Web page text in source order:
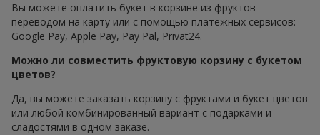
Вы можете оплатить букет в корзине из фруктов
переводом на карту или с помощью платежных сервисов:
Google Pay, Apple Pay, Pay Pal, Privat24.
Можно ли совместить фруктовую корзину с букетом
цветов?
Да, вы можете заказать корзину с фруктами и букет цветов
или любой комбинированный вариант с подарками и
сладостями в одном заказе.